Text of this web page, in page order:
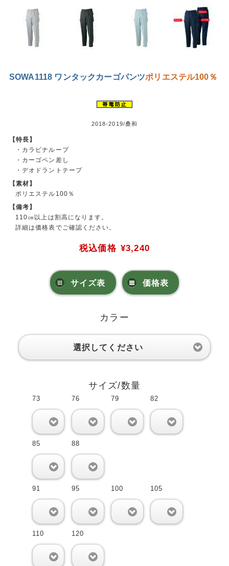
SOWA1118 ワンタックカーゴパンツポリエステル100％
2018-2019/桑和
【特長】
・カラビナループ
・カーゴペン差し
・デオドラントテープ
【素材】
ポリエステル100％
【備考】
110㎝以上は割高になります。
詳細は価格表でご確認ください。
税込価格 ¥3,240
サイズ表 価格表
カラー
選択してください
サイズ/数量
73 76 79 82
85 88
91 95 100 105
110 120